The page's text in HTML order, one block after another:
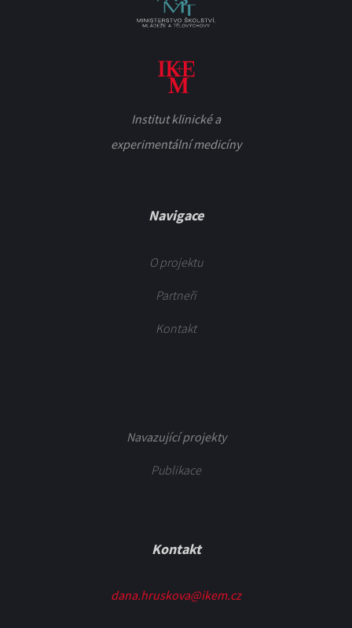
Institut klinické a
experimentální medicíny
Navigace
O projektu
Partneři
Kontakt
Navazující projekty
Publikace
Kontakt
dana.hruskova@ikem.cz